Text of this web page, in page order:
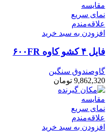
مقایسه
نمای سریع
علاقه‌مندم
افزودن به سبد خرید
فایل ۴ کشو کاوه ۶۰۰FR
گاوصندوق سنگین
9,862,320 تومان
مقایسه
نمای سریع
علاقه‌مندم
افزودن به سبد خرید